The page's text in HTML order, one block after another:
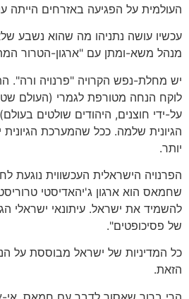
העולמית על הפגיעה באזרחים הייתה
עכשיו עושה נתניהו מה שהוא נשבע
מנהל משא-ומתן עם "ארגון-הטרור
יש מחלת-נפש הקרויה "פרנויה ורה".
לוקח הנחה מטורפת לגמרי (העולם
על-ידי חוצנים, היהודים שולטים
הגיונית שלמה. ככל שהמערכת הגיונית
יותר.
הפרנויה הישראלית העכשווית נוגעת
שחמאס הוא ארגון ג'יהאדיסטי
להשמיד את ישראל. עיתונאי ישראלי
של פסיכופטים".
כל המדיניות של ישראל מבוססת על
הזאת.